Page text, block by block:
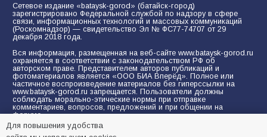
Сетевое издание «bataysk-gorod» (батайск-город)
зарегистрировано Федеральной службой по надзору в сфере
связи, информационных технологий и массовых коммуникаций
(Роскомнадзор) — свидетельство Эл № ФС77-74707 от 29
декабря 2018 года.
Вся информация, размещенная на веб-сайте www.bataysk-gorod.ru
охраняется в соответствии с законодательством РФ об
авторском праве. Представителем авторов публикаций и
фотоматериалов является «ООО БИА Вперёд». Полное или
частичное воспроизведение материалов без гиперссылки на
www.bataysk-gorod.ru запрещается. Пользователи должны
соблюдать морально-этические нормы при отправке
комментариев, вопросов, предложений и при общении на
форуме.
Политика конфиденциальности и защиты информации
Для повышения удобства